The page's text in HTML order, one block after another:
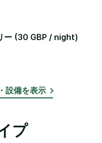
ー (30 GBP / night)
設備を表示
プ